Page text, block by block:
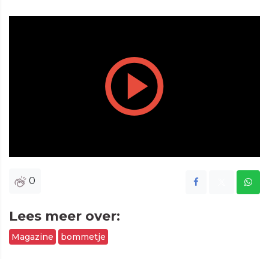
Play
0
Lees meer over:
Magazine bommetje